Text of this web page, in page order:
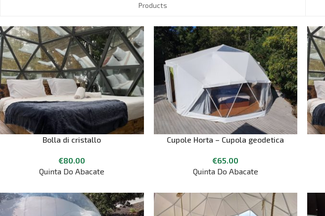
Products
Bolla di cristallo
€80.00
Quinta Do Abacate
Cupole Horta – Cupola geodetica
€65.00
Quinta Do Abacate